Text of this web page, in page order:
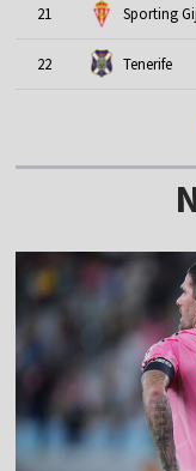
21 Sporting
22 Tenerife